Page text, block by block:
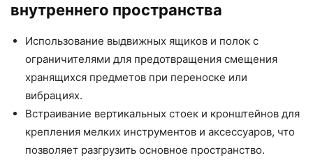
внутреннего пространства
Использование выдвижных ящиков и полок с
ограничителями для предотвращения смещения
хранящихся предметов при переноске или
вибрациях.
Встраивание вертикальных стоек и кронштейнов для
крепления мелких инструментов и аксессуаров, что
позволяет разгрузить основное пространство.